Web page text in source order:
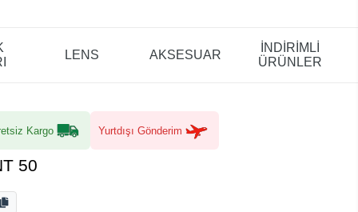
LENS AKSESUAR
İNDİRİMLİ
ÜRÜNLER
Kargo Yurtdışı Gönderim
50